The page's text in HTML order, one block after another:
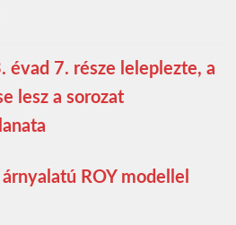
évad 7. része leleplezte, a
lesz a sorozat
ROY modellel